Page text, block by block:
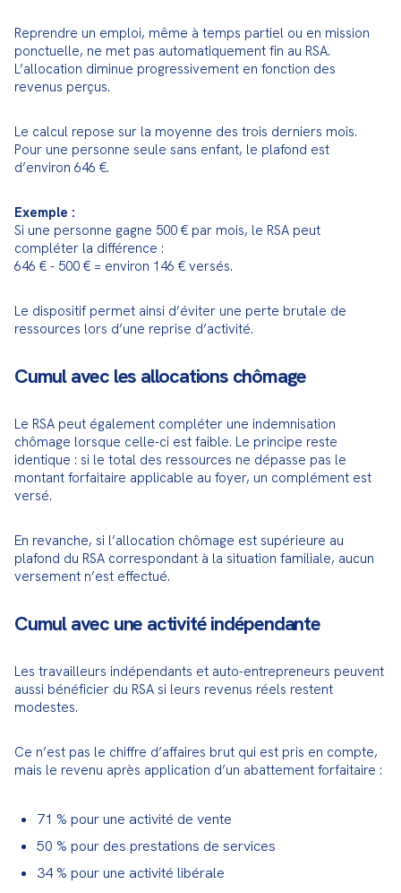
Reprendre un emploi, même à temps partiel ou en mission
ponctuelle, ne met pas automatiquement fin au RSA.
L’allocation diminue progressivement en fonction des
revenus perçus.
Le calcul repose sur la moyenne des trois derniers mois.
Pour une personne seule sans enfant, le plafond est
d’environ 646 €.
Exemple :
Si une personne gagne 500 € par mois, le RSA peut
compléter la différence :
646 € - 500 € = environ 146 € versés.
Le dispositif permet ainsi d’éviter une perte brutale de
ressources lors d’une reprise d’activité.
Cumul avec les allocations chômage
Le RSA peut également compléter une indemnisation
chômage lorsque celle-ci est faible. Le principe reste
identique : si le total des ressources ne dépasse pas le
montant forfaitaire applicable au foyer, un complément est
versé.
En revanche, si l’allocation chômage est supérieure au
plafond du RSA correspondant à la situation familiale, aucun
versement n’est effectué.
Cumul avec une activité indépendante
Les travailleurs indépendants et auto-entrepreneurs peuvent
aussi bénéficier du RSA si leurs revenus réels restent
modestes.
Ce n’est pas le chiffre d’affaires brut qui est pris en compte,
mais le revenu après application d’un abattement forfaitaire :
71 % pour une activité de vente
50 % pour des prestations de services
34 % pour une activité libérale